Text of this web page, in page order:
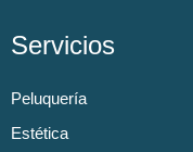
Servicios
Peluquería
Estética